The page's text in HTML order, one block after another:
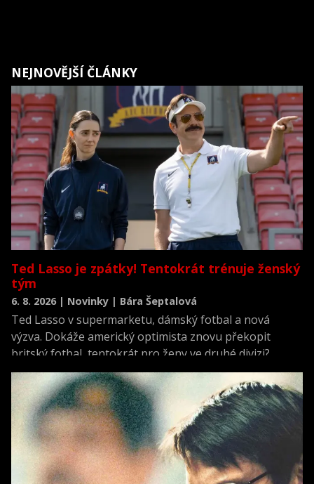
NEJNOVĚJŠÍ ČLÁNKY
Ted Lasso je zpátky! Tentokrát trénuje ženský
tým
6. 8. 2026 | Novinky | Bára Šeptalová
Ted Lasso v supermarketu, dámský fotbal a nová
výzva. Dokáže americký optimista znovu překopit
britský fotbal, tentokrát pro ženy ve druhé divizi?